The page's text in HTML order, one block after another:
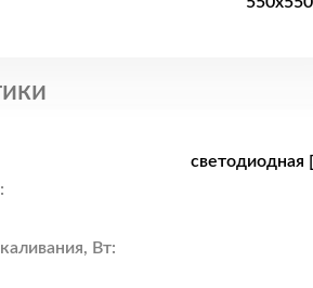
светодиодная
Вт: